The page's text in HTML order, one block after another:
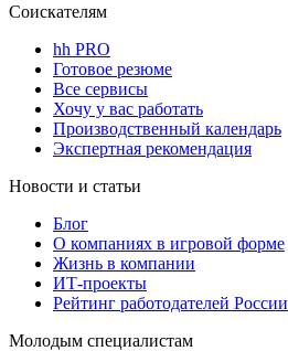
Соискателям
hh PRO
Готовое резюме
Все сервисы
Хочу у вас работать
Производственный календарь
Экспертная рекомендация
Новости и статьи
Блог
О компаниях в игровой форме
Жизнь в компании
ИТ-проекты
Рейтинг работодателей России
Молодым специалистам